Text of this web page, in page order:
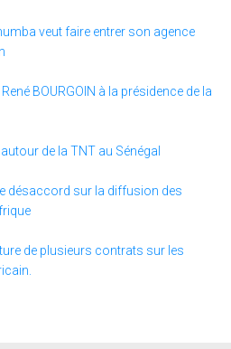
veut faire entrer son agence
BOURGOIN à la présidence de la
de la TNT au Sénégal
désaccord sur la diffusion des
de plusieurs contrats sur les